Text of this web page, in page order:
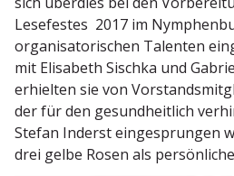
Lesefestes 2017 im
organi­sa­to­ri­schen Talenten
mit Elisabeth Sischka und
erhielten sie von
der für den gesund­heitlich
Stefan Inderst einge­sprungen
drei gelbe Rosen als